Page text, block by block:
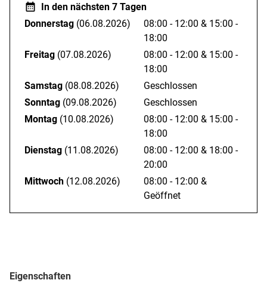
In den nächsten 7 Tagen
Donnerstag (06.08.2026) 08:00 - 12:00 & 15:00 -
18:00
Freitag (07.08.2026) 08:00 - 12:00 & 15:00 -
18:00
Samstag (08.08.2026)
Geschlossen
Sonntag (09.08.2026)
Geschlossen
Montag (10.08.2026) 08:00 - 12:00 & 15:00 -
18:00
Dienstag (11.08.2026) 08:00 - 12:00 & 18:00 -
20:00
Mittwoch (12.08.2026) 08:00 - 12:00 &
Geöffnet
Eigenschaften